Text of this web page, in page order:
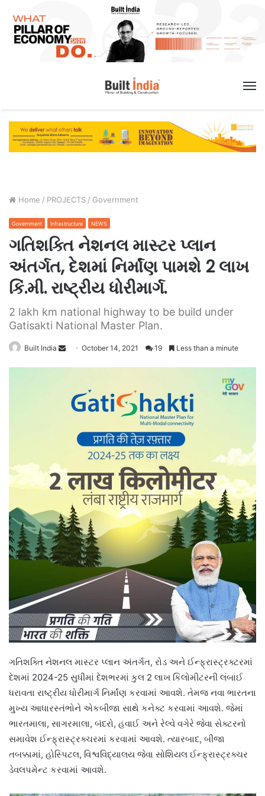
Home / PROJECTS / Government
Government Infrastructure NEWS
ગતિશક્તિ નેશનલ માસ્ટર પ્લાન
અંતર્ગત, દેશમાં નિર્માંણ પામશે 2 લાખ
કિં.મી. રાષ્ટ્રીય ધોરીમાર્ગ.
2 lakh km national highway to be build under
Gatisakti National Master Plan.
Built India
SendOctober 14, 2021 19 Less than a minute
ગતિશક્તિ નેશનલ માસ્ટર પ્લાન અંતર્ગત, રોડ અને ઈન્ફ્રાસ્ટ્રક્ટરમાં
દેશમાં 2024-25 સુધીમાં દેશભરમાં કુલ 2 લાખ કિલોમીટરની લંબાઈ
ધરાવતા રાષ્ટ્રીય ધોરીમાર્ગ નિર્માંણ કરવામાં આવશે. તેમજ નવા ભારતના
મુખ્ય આધારસ્તંભોને એકબીજા સાથે કનેક્ટ કરવામાં આવશે. જેમાં
ભારતમાલા, સાગરમાલા, બંદરો, હવાઈ અને રેલ્વે વગેરે જેવા સેક્ટરનો
સમાવેશ ઈન્ફ્રાસ્ટ્રક્ચરમાં કરવામાં આવશે. ત્યારબાદ, બીજા
તબક્કામાં, હોસ્પિટલ, વિશ્વવિદ્યાલય જેવા સોશિયલ ઈન્ફ્રાસ્ટ્રક્ચર
ડેવલપમેન્ટ કરવામાં આવશે.